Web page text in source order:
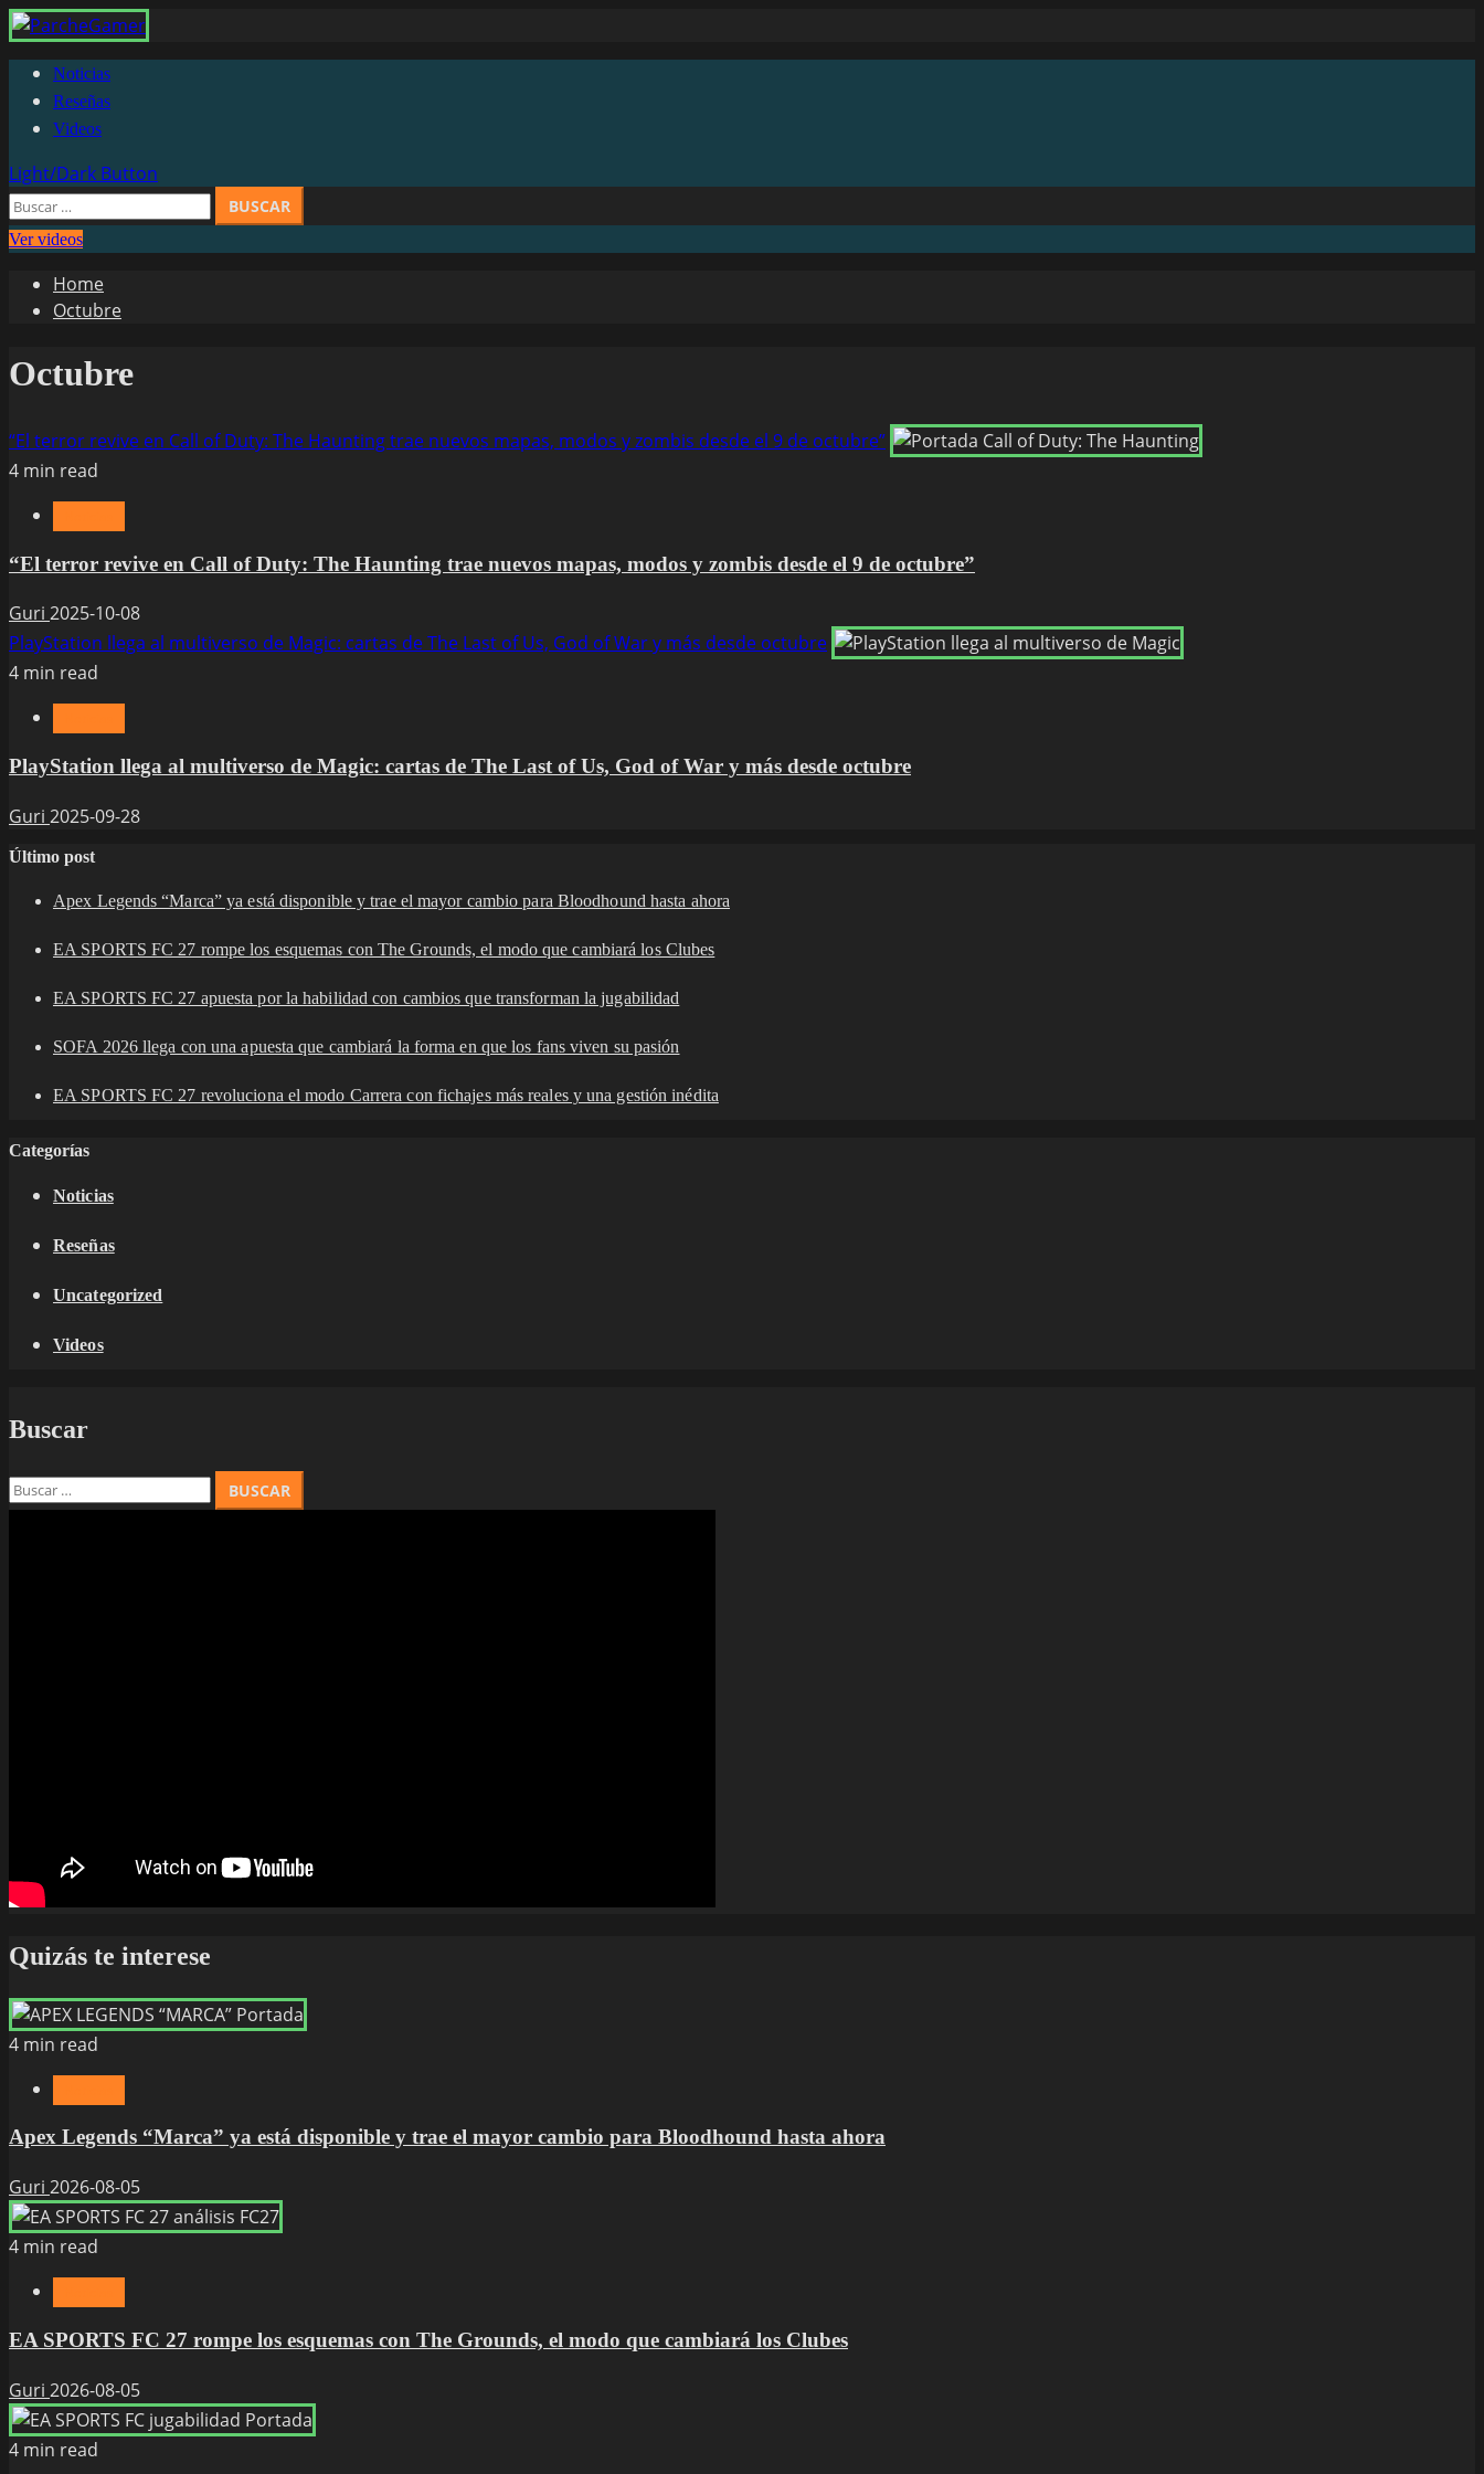
Noticias
Reseñas
Videos
Light/Dark Button
Ver videos
Home
Octubre
Octubre
“El terror revive en Call of Duty: The Haunting trae nuevos mapas, modos y zombis desde el 9 de octubre”
4 min read
“El terror revive en Call of Duty: The Haunting trae nuevos mapas, modos y zombis desde el 9 de octubre”
Guri 2025-10-08
PlayStation llega al multiverso de Magic: cartas de The Last of Us, God of War y más desde octubre
4 min read
PlayStation llega al multiverso de Magic: cartas de The Last of Us, God of War y más desde octubre
Guri 2025-09-28
Último post
Apex Legends “Marca” ya está disponible y trae el mayor cambio para Bloodhound hasta ahora
EA SPORTS FC 27 rompe los esquemas con The Grounds, el modo que cambiará los Clubes
EA SPORTS FC 27 apuesta por la habilidad con cambios que transforman la jugabilidad
SOFA 2026 llega con una apuesta que cambiará la forma en que los fans viven su pasión
EA SPORTS FC 27 revoluciona el modo Carrera con fichajes más reales y una gestión inédita
Categorías
Noticias
Reseñas
Uncategorized
Videos
Buscar
Quizás te interese
4 min read
Apex Legends “Marca” ya está disponible y trae el mayor cambio para Bloodhound hasta ahora
Guri 2026-08-05
4 min read
EA SPORTS FC 27 rompe los esquemas con The Grounds, el modo que cambiará los Clubes
Guri 2026-08-05
4 min read